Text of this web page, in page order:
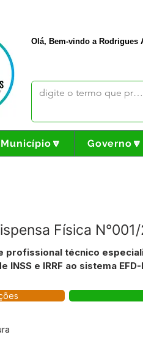
Olá, Bem-vindo a Rodrigues
Município🔽 Governo🔽
Física
profissional técnico
INSS e IRRF ao sistema